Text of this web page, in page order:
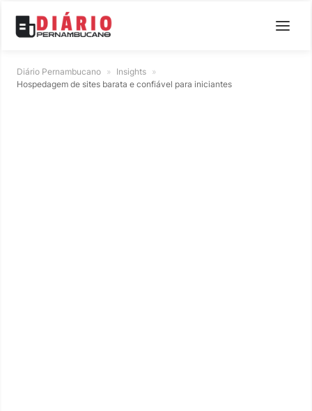
Diário Pernambucano » Insights »
Hospedagem de sites barata e confiável para iniciantes